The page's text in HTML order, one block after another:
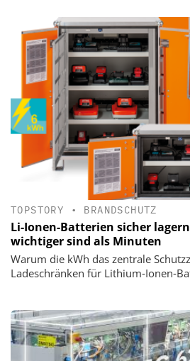
TOPSTORY • BRANDSCHUTZ
Li-Ionen-Batterien sicher
wichtiger sind als Minuten
Warum die kWh das zentrale
Ladeschränken für